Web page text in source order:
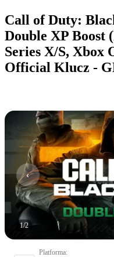
Call of Duty:
Double XP Boost
Series X/S, Xbox
Official Klucz -
1/2
Platforma: